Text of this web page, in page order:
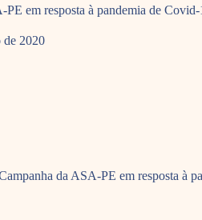
PE em resposta à pandemia de
de 2020
da ASA-PE em resposta à